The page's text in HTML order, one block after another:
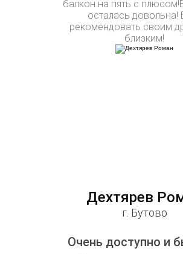
балкон на пять с
осталась довольна!
рекомендовать своим
близким!
Дехтярев
г. Бутово
Очень доступно и